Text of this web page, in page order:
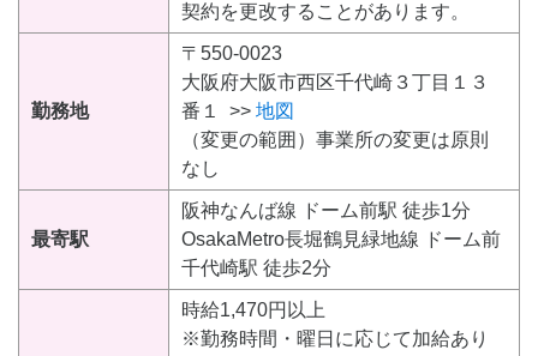
契約を更改することがあります。
勤務地
〒550-0023
大阪府大阪市西区千代崎３丁目１３
番１ >> 地図
（変更の範囲）事業所の変更は原則
なし
最寄駅
阪神なんば線 ドーム前駅 徒歩1分
OsakaMetro長堀鶴見緑地線 ドーム前
千代崎駅 徒歩2分
時給1,470円以上
※勤務時間・曜日に応じて加給あり